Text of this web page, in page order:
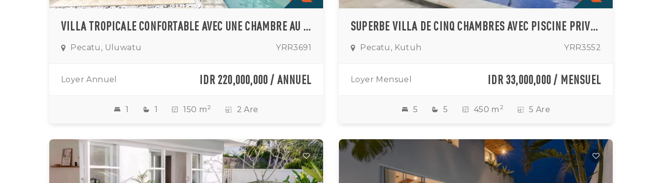
VILLA TROPICALE CONFORTABLE AVEC UNE CHAMBRE AU CŒUR D'ULUWATU
Pecatu, Uluwatu YRR3691
Loyer Annuel IDR 220,000,000 / ANNUEL
1 1 150 m2 2 Are
SUPERBE VILLA DE CINQ CHAMBRES AVEC PISCINE PRIVÉE, SALLE DE SPORT, SALLE DE RÉFLEXOLOGIE ET JARDIN À KUTUH – À 5 MINUTES DES PLUS BELLES PLAGES DE BALI
Pecatu, Kutuh YRR3552
Loyer Mensuel IDR 33,000,000 / MENSUEL
5 5 450 m 2 5 Are